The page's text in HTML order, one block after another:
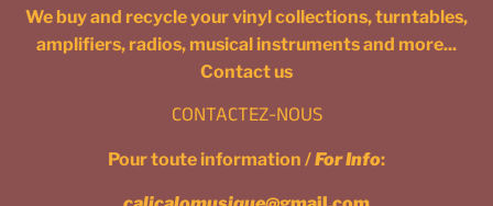
We buy and recycle your vinyl collections, turntables,
amplifiers, radios, musical instruments and more...
Contact us
CONTACTEZ-NOUS
Pour toute information /For Info: